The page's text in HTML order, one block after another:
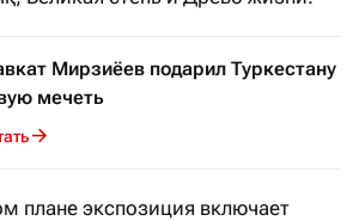
Мирзиёев подарил Туркестану
мечеть
плане экспозиция включает